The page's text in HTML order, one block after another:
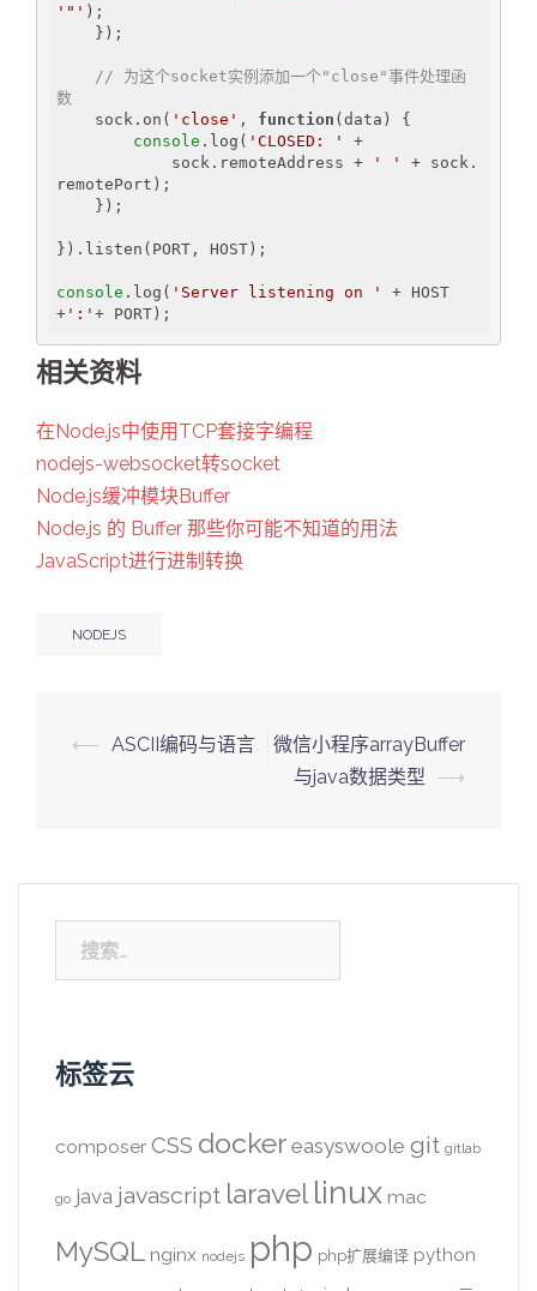
'"' );
// 为这个socket实例添加一个"close"事件处理函
数
    sock.on(
'close' , function ( data ) {
console .log( 'CLOSED: '
+
            sock.remoteAddress +
' '
+ sock.
remotePort);
}).listen(PORT, HOST);
console .log( 'Server listening on '
+ HOST
+ ':'
相关资料
在Node.js中使用TCP套接字编程
nodejs-websocket转socket
Node.js缓冲模块Buffer
Node.js 的 Buffer 那些你可能不知道的用法
JavaScript进行进制转换
NODEJS
Post
⟵ ASCII编码与语言
微信小程序arrayBuffer
与java数据类型
⟶
索：
标签云
composer CSS docker easyswoole git gitlab
go java javascript laravel linux mac
MySQL nginx nodejs php php扩展编译 python